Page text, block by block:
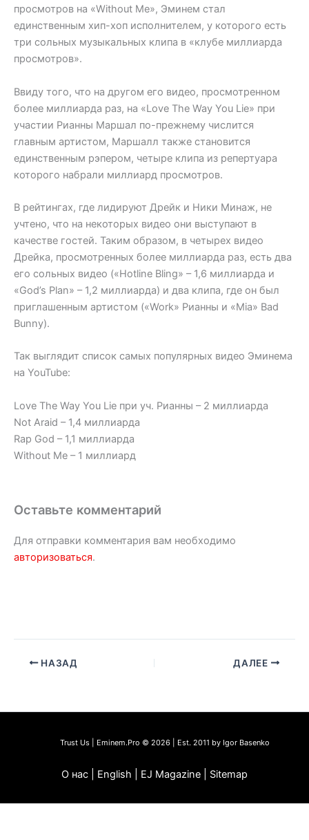
просмотров на «Without Me», Эминем стал
единственным хип-хоп исполнителем, у которого есть
три сольных музыкальных клипа в «клубе миллиарда
просмотров».
Ввиду того, что на другом его видео, просмотренном
более миллиарда раз, на «Love The Way You Lie» при
участии Рианны Маршал по-прежнему числится
главным артистом, Маршалл также становится
единственным рэпером, четыре клипа из репертуара
которого набрали миллиард просмотров.
В рейтингах, где лидируют Дрейк и Ники Минаж, не
учтено, что на некоторых видео они выступают в
качестве гостей. Таким образом, в четырех видео
Дрейка, просмотренных более миллиарда раз, есть два
его сольных видео («Hotline Bling» – 1,6 миллиарда и
«God’s Plan» – 1,2 миллиарда) и два клипа, где он был
приглашенным артистом («Work» Рианны и «Mia» Bad
Bunny).
Так выглядит список самых популярных видео Эминема
на YouTube:
Love The Way You Lie при уч. Рианны – 2 миллиарда
Not Araid – 1,4 миллиарда
Rap God – 1,1 миллиарда
Without Me – 1 миллиард
Оставьте комментарий
Для отправки комментария вам необходимо
авторизоваться.
НАЗАД ДАЛЕЕ
Trust Us | Eminem.Pro © 2026 | Est. 2011 by Igor Basenko
О нас | English | EJ Magazine | Sitemap